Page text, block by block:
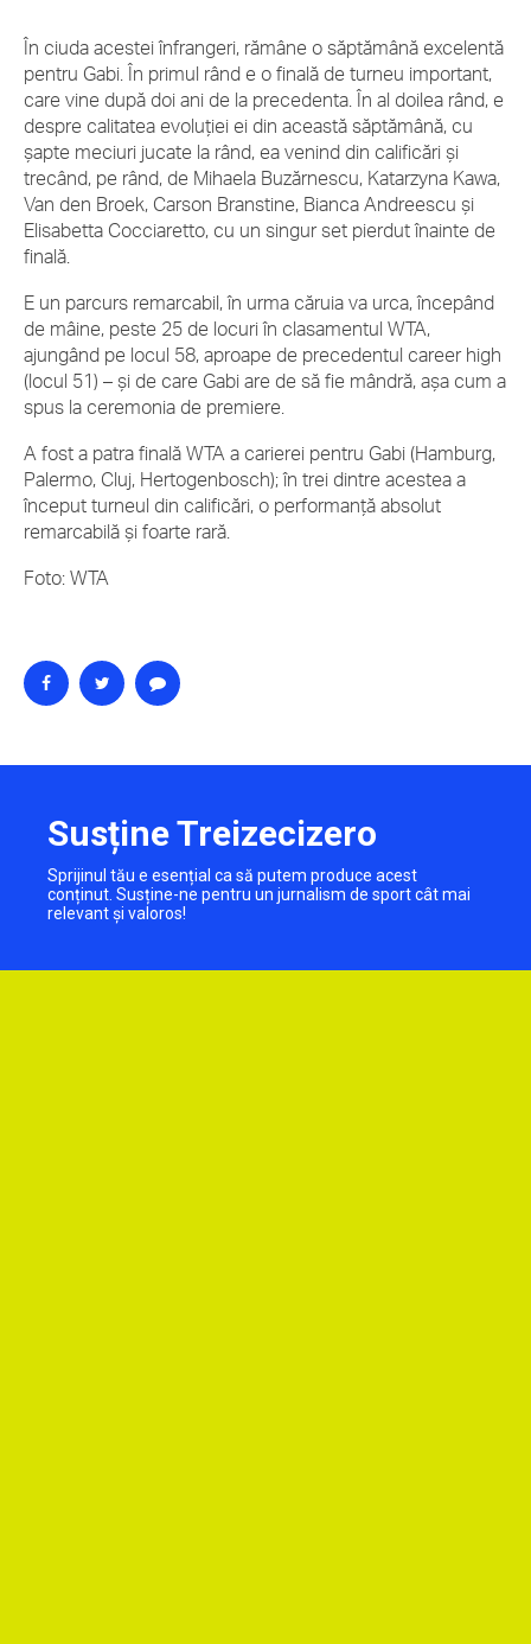
În ciuda acestei înfrangeri, rămâne o săptămână excelentă
pentru Gabi. În primul rând e o finală de turneu important,
care vine după doi ani de la precedenta. În al doilea rând, e
despre calitatea evoluției ei din această săptămână, cu
șapte meciuri jucate la rând, ea venind din calificări și
trecând, pe rând, de Mihaela Buzărnescu, Katarzyna Kawa,
Van den Broek, Carson Branstine, Bianca Andreescu și
Elisabetta Cocciaretto, cu un singur set pierdut înainte de
finală.
E un parcurs remarcabil, în urma căruia va urca, începând
de mâine, peste 25 de locuri în clasamentul WTA,
ajungând pe locul 58, aproape de precedentul career high
(locul 51) – și de care Gabi are de să fie mândră, așa cum a
spus la ceremonia de premiere.
A fost a patra finală WTA a carierei pentru Gabi (Hamburg,
Palermo, Cluj, Hertogenbosch); în trei dintre acestea a
început turneul din calificări, o performanță absolut
remarcabilă și foarte rară.
Foto: WTA
Susține Treizecizero
Sprijinul tău e esențial ca să putem produce acest
conținut. Susține-ne pentru un jurnalism de sport cât mai
relevant și valoros!